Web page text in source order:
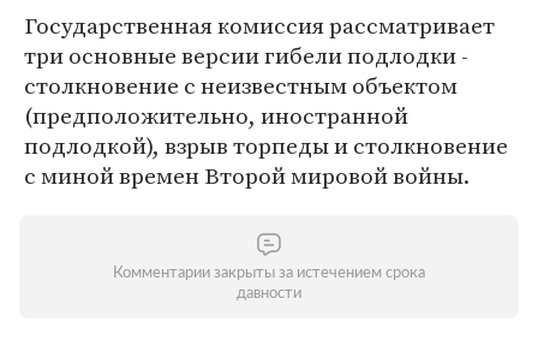
Государственная комиссия рассматривает
три основные версии гибели подлодки -
столкновение с неизвестным объектом
(предположительно, иностранной
подлодкой), взрыв торпеды и столкновение
с миной времен Второй мировой войны.
Комментарии закрыты за истечением срока
давности